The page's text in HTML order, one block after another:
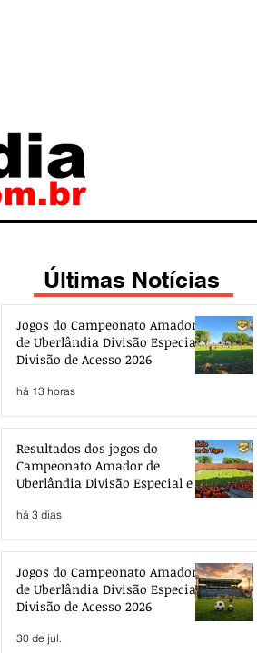
Últimas Notícias
Jogos do Campeonato Amador
de Uberlândia Divisão Especial e
Divisão de Acesso 2026
há 13 horas
Resultados dos jogos do
Campeonato Amador de
Uberlândia Divisão Especial e de
há 3 dias
Jogos do Campeonato Amador
de Uberlândia Divisão Especial e
Divisão de Acesso 2026
30 de jul.